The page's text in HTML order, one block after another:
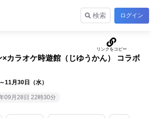
検索 ログイン
カラオケ時遊館（じゆうかん） コラボ
11月30日（水）
09月28日 22時30分